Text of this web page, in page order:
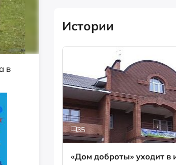
в
Истории
35
«Дом доброты» уходит в